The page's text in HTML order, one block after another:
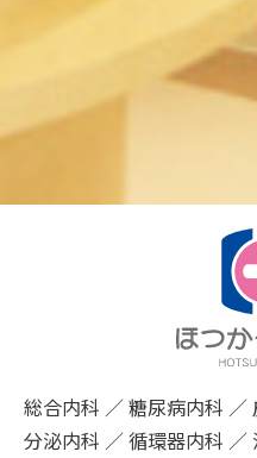
総合内科 ／ 糖尿病内科 ／
分泌内科 ／ 循環器内科